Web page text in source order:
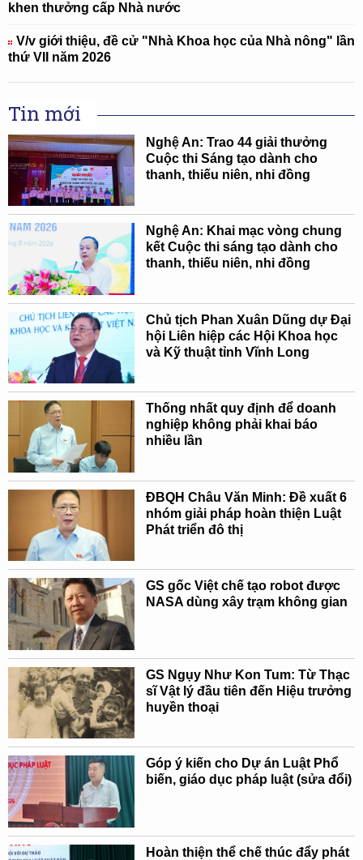
khen thưởng cấp Nhà nước
V/v giới thiệu, đề cử "Nhà Khoa học của Nhà nông" lần
thứ VII năm 2026
Tin mới
Nghệ An: Trao 44 giải thưởng
Cuộc thi Sáng tạo dành cho
thanh, thiếu niên, nhi đồng
Nghệ An: Khai mạc vòng chung
kết Cuộc thi sáng tạo dành cho
thanh, thiếu niên, nhi đồng
Chủ tịch Phan Xuân Dũng dự Đại
hội Liên hiệp các Hội Khoa học
và Kỹ thuật tỉnh Vĩnh Long
Thống nhất quy định để doanh
nghiệp không phải khai báo
nhiều lần
ĐBQH Châu Văn Minh: Đề xuất 6
nhóm giải pháp hoàn thiện Luật
Phát triển đô thị
GS gốc Việt chế tạo robot được
NASA dùng xây trạm không gian
GS Ngụy Như Kon Tum: Từ Thạc
sĩ Vật lý đầu tiên đến Hiệu trưởng
huyền thoại
Góp ý kiến cho Dự án Luật Phổ
biến, giáo dục pháp luật (sửa đổi)
Hoàn thiện thể chế thúc đẩy phát